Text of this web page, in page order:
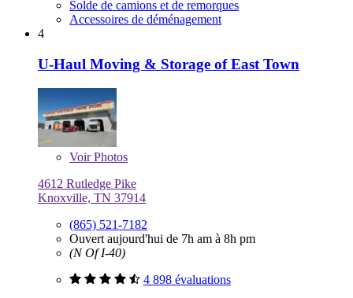
Solde de camions et de remorques
Accessoires de déménagement
4
U-Haul Moving & Storage of East Town
VoirPhotos
4612 Rutledge Pike
Knoxville, TN 37914
(865) 521-7182
Ouvert aujourd'hui de 7h am à 8h pm
(N Of I-40)
4 898 évaluations